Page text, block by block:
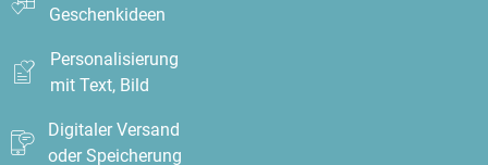
Geschenkideen
Personalisierung
mit Text, Bild
Digitaler Versand
oder Speicherung